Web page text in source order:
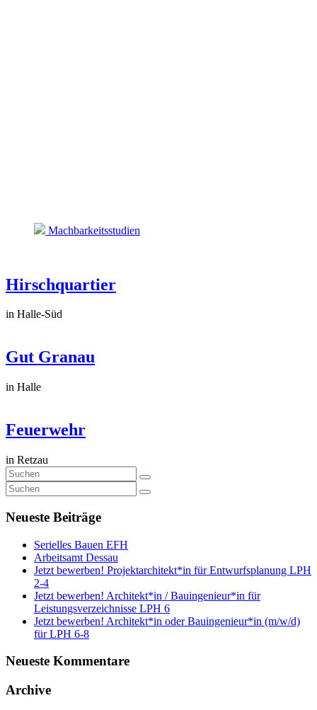
Machbarkeitsstudien
Hirschquartier
in Halle-Süd
Gut Granau
in Halle
Feuerwehr
in Retzau
Neueste Beiträge
Serielles Bauen EFH
Arbeitsamt Dessau
Jetzt bewerben! Projektarchitekt*in für Entwurfsplanung LPH
2-4
Jetzt bewerben! Architekt*in / Bauingenieur*in für
Leistungsverzeichnisse LPH 6
Jetzt bewerben! Architekt*in oder Bauingenieur*in (m/w/d)
für LPH 6-8
Neueste Kommentare
Archive